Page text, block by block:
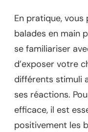
En pratique,
balades en main
se familiariser
d’exposer votre
différents stimuli
ses réactions.
efficace, il est
positivement les